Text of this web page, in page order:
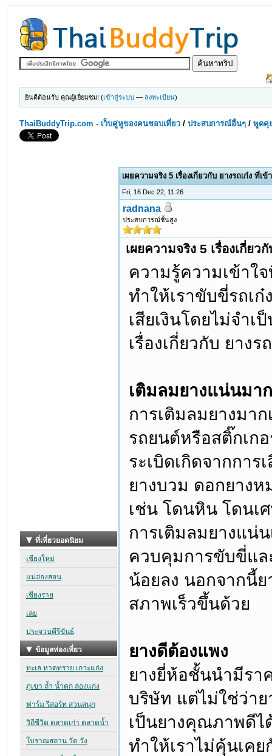
ยินดีต้อนรับ คุณผู้เยี่ยมชม! (เข้าสู่ระบบ — ลงทะเบียน)
ThaiBuddyTrip.com - เว็บคู่หูของคนชอบเที่ยว /ประสบการณ์อื่นๆ /พูดคุ
เผยความจริง 5 เรื่องเกี่ยวกับ ยางรถเก๋ง ที่เ
Fri, 16 Dec 22, 11:26
radnana
ประสบการณ์ชั้นสูง
เผยความจริง 5 เรื่องเกี่ย
ความรู้ความเข้าใ
ทำให้เราขับขี่รถเ
เสียเงินโดยไม่จำเ
เรื่องเกี่ยวกับ ยาง
เติมลมยางแน่นมา
การเติมลมยางมา
รถยนต์หรือสติ๊กเก
ระเบิดเกิดจากกา
ยางบวม ดอกยางห
เช่น โดนหิน โดนเ
การเติมลมยางแน่
ควบคุมการขับขี่แล
น้อยลง นอกจากนี้ย
สภาพเร็วขึ้นด้วย
ยางดีต้องแพง
ยางยี่ห้อชั้นนำมีรา
บริษัท แต่ไม่ใช่ว่าย
เป็นยางคุณภาพดีไ
ทำให้เราไม่คุ้นเค